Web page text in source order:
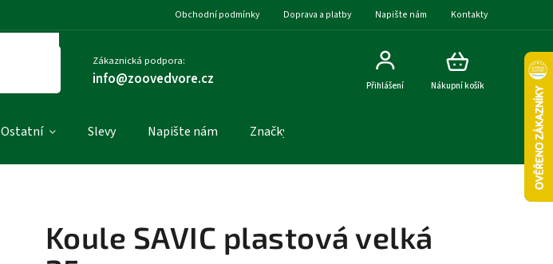
Obchodní podmínky Doprava a platby Napište nám Kontakty
Zákaznická podpora:
info@zoovedvore.cz Nákupní košík
Přihlášení
Ostatní Slevy Napište nám Značky
Koule SAVIC plastová velká